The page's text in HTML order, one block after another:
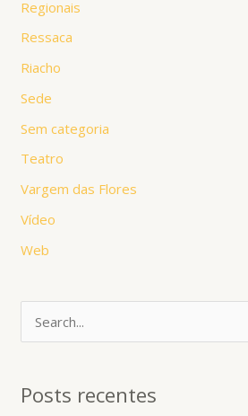
Regionais
Ressaca
Riacho
Sede
Sem categoria
Teatro
Vargem das Flores
Vídeo
Web
qPosts recentes